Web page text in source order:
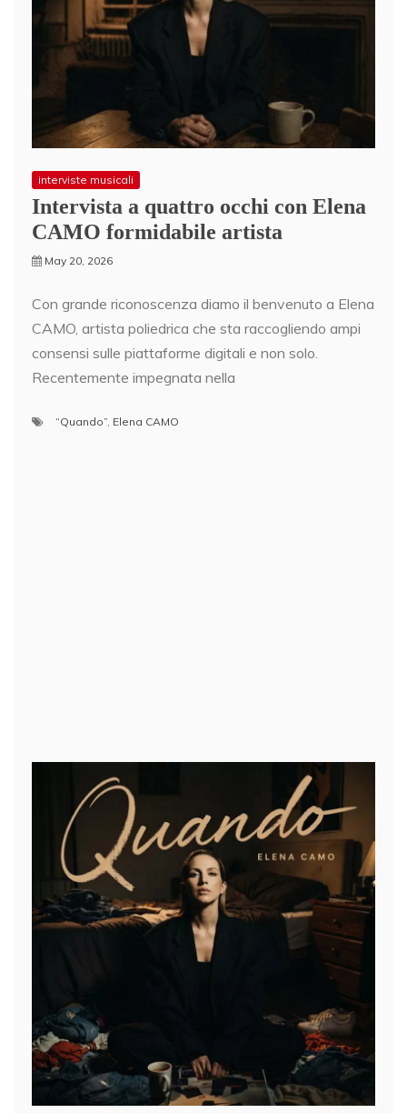
interviste musicali
Intervista a quattro occhi con Elena
CAMO formidabile artista
May 20, 2026
Con grande riconoscenza diamo il benvenuto a Elena
CAMO, artista poliedrica che sta raccogliendo ampi
consensi sulle piattaforme digitali e non solo.
Recentemente impegnata nella
“Quando” Elena CAMO